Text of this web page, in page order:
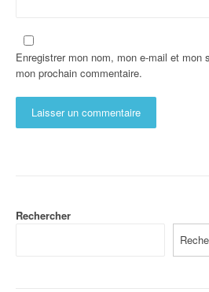
Enregistrer mon nom, mon e-mail et mon
mon prochain commentaire.
Rechercher